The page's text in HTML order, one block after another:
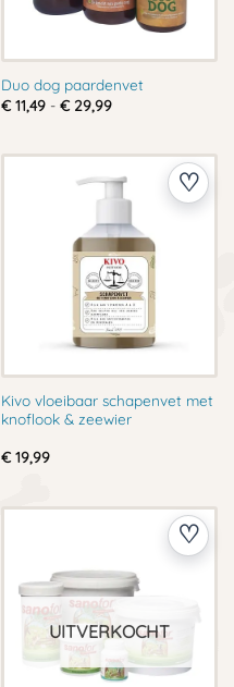
Duo dog paardenvet
€11,49 - €29,99Prijsklasse:
Kivo vloeibaar schapenvet met
knoflook & zeewier
€19,99
UITVERKOCHT